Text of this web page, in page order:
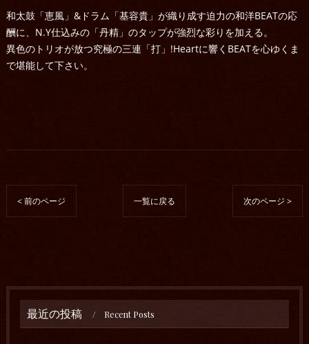
和太鼓「恵風」&ドラム「基容貴」が織り成す迫力の和洋BEATの応
酬に、N.Y仕込みの「丹精」のタップが強烈な彩りを加える。
異色のトリオが放つ究極の三連「打」!Heartに響くBEATを心ゆくま
で堪能して下さい。
< 前のページ 一覧に戻る 次のページ >
最近の投稿 Recent Posts